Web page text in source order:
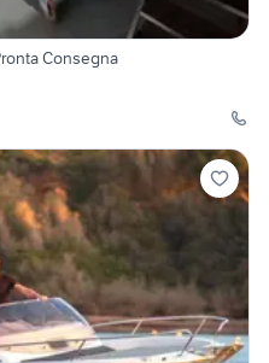
Consegna